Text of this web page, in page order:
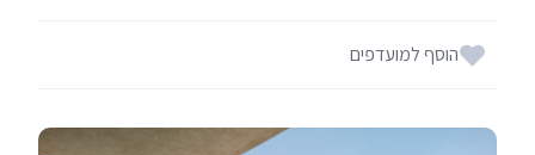
הוסף למועדפים